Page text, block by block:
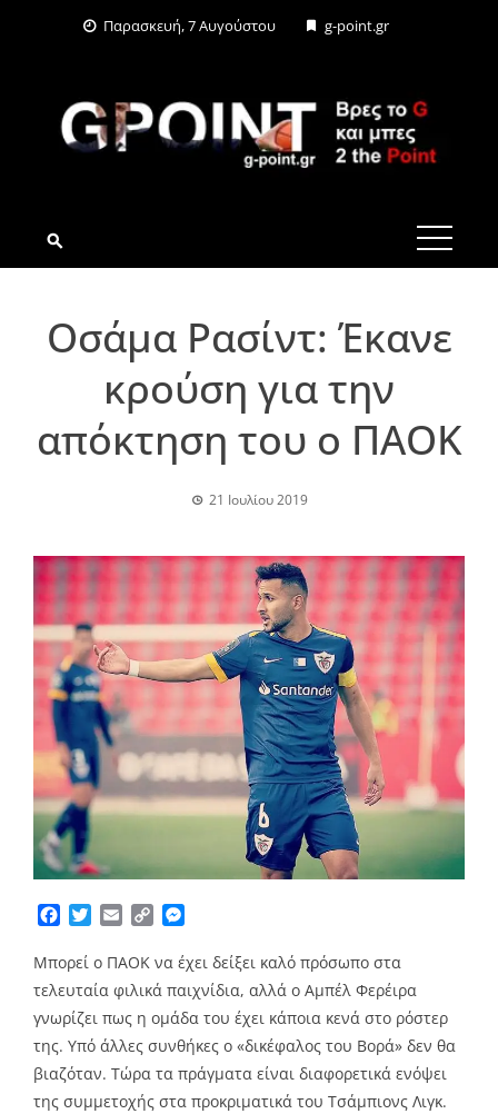
Παρασκευή, 7 Αυγούστου g-point.gr
G-POINT.GR
Οσάμα Ρασίντ: Έκανε
κρούση για την
απόκτηση του ο ΠΑΟΚ
21 Ιουλίου 2019
Facebook
TwitterEmailCopy
Μπορεί ο ΠΑΟΚ να έχει δείξει καλό πρόσωπο στα
τελευταία φιλικά παιχνίδια, αλλά ο Αμπέλ Φερέιρα
γνωρίζει πως η ομάδα του έχει κάποια κενά στο ρόστερ
της. Υπό άλλες συνθήκες ο «δικέφαλος του Βορά» δεν θα
βιαζόταν. Τώρα τα πράγματα είναι διαφορετικά ενόψει
της συμμετοχής στα προκριματικά του Τσάμπιονς Λιγκ.